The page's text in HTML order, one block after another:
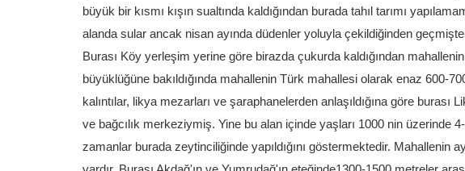
büyük bir kısmı kışın sualtında kaldığından burada tahıl tarımı
alanda sular ancak nisan ayında düdenler yoluyla çekildiğinden
Burası Köy yerleşim yerine göre birazda çukurda kaldığından
büyüklüğüne bakıldığında mahallenin Türk mahallesi olarak enaz 600-
kalıntılar, likya mezarları ve şaraphanelerden anlaşıldığına göre burası
ve bağcılık merkeziymiş. Yine bu alan içinde yaşları 1000 nin üzerinde 4-
zamanlar burada zeytinciliğinde yapıldığını göstermektedir. Mahallenin